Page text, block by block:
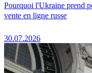
Pourquoi l'Ukraine prend
vente en ligne russe
30.07.2026